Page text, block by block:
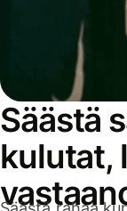
Säästä
kulutat,